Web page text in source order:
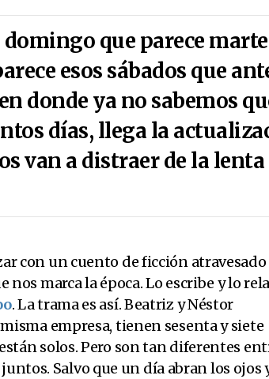
que parece
esos sábados que
donde ya no sabemos
días, llega la
van a distraer de la
con un cuento de ficción atravesado
nos marca la época. Lo escribe y lo
. La trama es así. Beatriz y Néstor
empresa, tienen sesenta y siete
solos. Pero son tan diferentes
Salvo que un día abran los ojos